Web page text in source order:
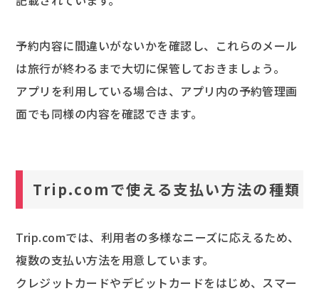
予約内容に間違いがないかを確認し、これらのメール
は旅行が終わるまで大切に保管しておきましょう。
アプリを利用している場合は、アプリ内の予約管理画
面でも同様の内容を確認できます。
Trip.comで使える支払い方法の種類
Trip.comでは、利用者の多様なニーズに応えるため、
複数の支払い方法を用意しています。
クレジットカードやデビットカードをはじめ、スマー